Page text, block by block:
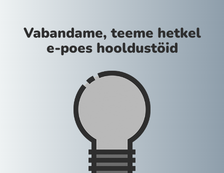
Vabandame, teeme hetkel
e-poes hooldustöid